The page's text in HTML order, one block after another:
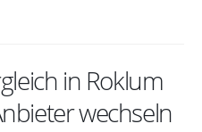
in Roklum
wechseln